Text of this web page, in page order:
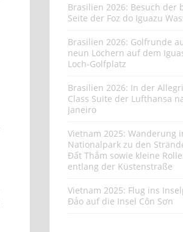
Brasilien 2026: Besuch der
Seite der Foz do Iguazu
Brasilien 2026: Golfrunde
neun Löchern auf dem
Loch-Golfplatz
Brasilien 2026: In der
Class Suite der Lufthansa
Janeiro
Vietnam 2025: Wanderung
Nationalpark zu den
Đất Thắm sowie kleine
entlang der Küstenstraße
Vietnam 2025: Flug ins
Đảo auf die Insel Côn Sơn